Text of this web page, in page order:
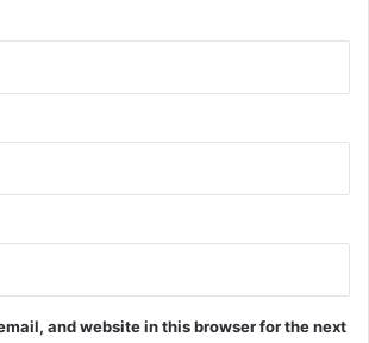
and website in this browser for the next